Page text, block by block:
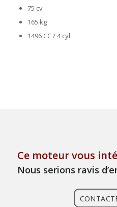
75 cv
165 kg
1496 CC / 4 cyl
Ce moteur vous
Nous serions ravis